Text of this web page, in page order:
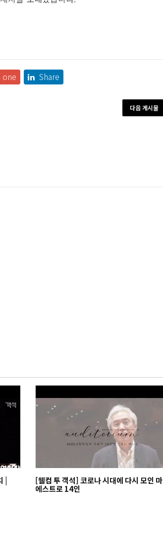
one Share
다음 게시물
[웰컴 투 객석] 코로나 시대에 다시 모인 마
에스트로 14인